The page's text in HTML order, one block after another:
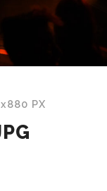
x880 PX